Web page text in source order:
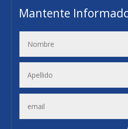
Mantente